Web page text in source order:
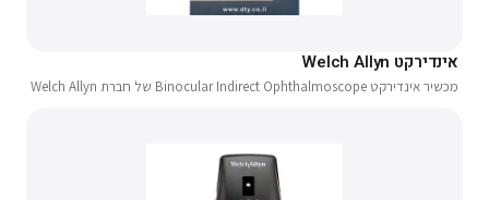
אינדירקט Welch Allyn
מכשיר אינדירקט Binocular Indirect Ophthalmoscope של חברת Welch Allyn